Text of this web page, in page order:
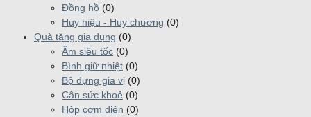
Đồng hồ (0)
Huy hiệu - Huy chương (0)
Quà tặng gia dụng (0)
Ấm siêu tốc (0)
Bình giữ nhiệt (0)
Bộ đựng gia vị (0)
Cân sức khoẻ (0)
Hộp cơm điện (0)